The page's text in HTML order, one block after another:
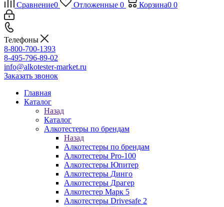
Сравнение0 Отложенные 0 Корзина0 0
Телефоны
8-800-700-1393
8-495-796-89-02
info@alkotester-market.ru
Заказать звонок
Главная
Каталог
Назад
Каталог
Алкотестеры по брендам
Назад
Алкотестеры по брендам
Алкотестеры Pro-100
Алкотестеры Юпитер
Алкотестеры Динго
Алкотестеры Драгер
Алкотестер Марк 5
Алкотестеры Drivesafe 2